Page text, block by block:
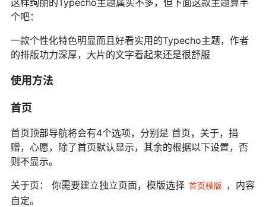
个吧：
一款个性化特色明显而且好看实用的Typecho主题，作者
的排版功力深厚，大片的文字看起来还是很舒服
使用方法
首页
首页顶部导航将会有4个选项，分别是 首页，关于，捐
赠，心愿，除了首页默认显示，其余的根据以下设置，否
则不显示。
关于页： 你需要建立独立页面，模版选择 首页模版
，内容
自定。